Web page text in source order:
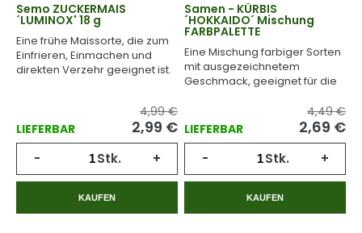
Semo ZUCKERMAIS
´LUMINOX' 18 g
Eine frühe Maissorte, die zum
Einfrieren, Einmachen und
direkten Verzehr geeignet ist.
LIEFERBAR
4,99 €
2,99 €
- Stk. +
KAUFEN
Samen - KÜRBIS
´HOKKAIDO´ Mischung
FARBPALETTE
Eine Mischung farbiger Sorten
mit ausgezeichnetem
Geschmack, geeignet für die
LIEFERBAR
4,49 €
2,69 €
- Stk. +
KAUFEN